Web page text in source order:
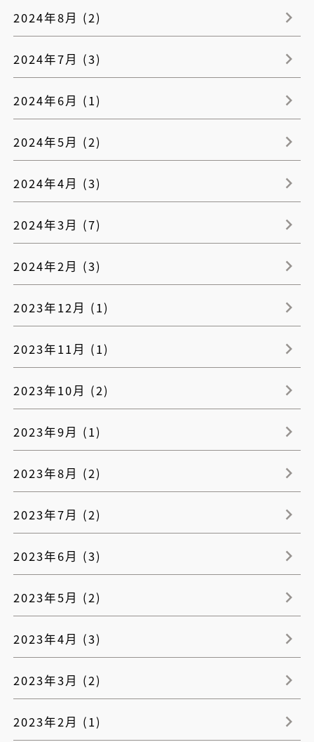
2024年8月 (2)
2024年7月 (3)
2024年6月 (1)
2024年5月 (2)
2024年4月 (3)
2024年3月 (7)
2024年2月 (3)
2023年12月 (1)
2023年11月 (1)
2023年10月 (2)
2023年9月 (1)
2023年8月 (2)
2023年7月 (2)
2023年6月 (3)
2023年5月 (2)
2023年4月 (3)
2023年3月 (2)
2023年2月 (1)